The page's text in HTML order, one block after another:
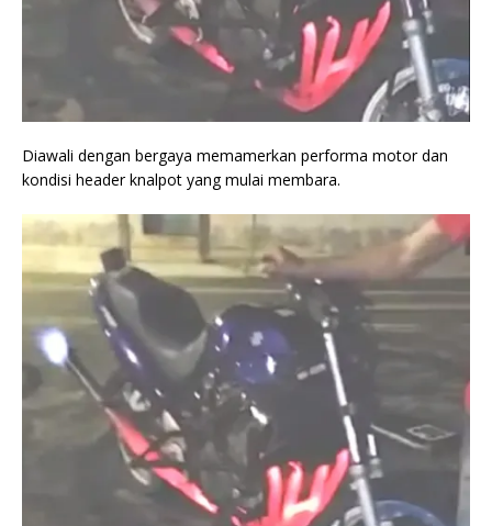
Diawali dengan bergaya memamerkan performa motor dan
kondisi header knalpot yang mulai membara.